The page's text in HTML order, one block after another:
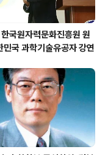
국원자력문화진흥원 원
민국 과학기술유공자 강연